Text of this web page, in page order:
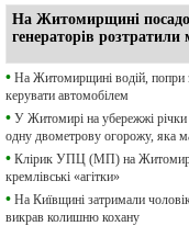
На Житомирщині
генераторів
• На Житомирщині водій, попри
керувати автомобілем
• У Житомирі на убережжі
одну двометрову огорожу, яка
• Клірик УПЦ (МП) на
кремлівські «агітки»
• На Київщині затримали
викрав колишню кохану